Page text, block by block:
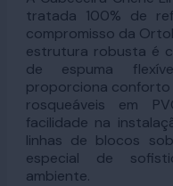
tratada 100% de
compromisso da
estrutura robusta é
de espuma
proporciona conforto
rosqueáveis em
facilidade na
linhas de blocos
especial de
ambiente.